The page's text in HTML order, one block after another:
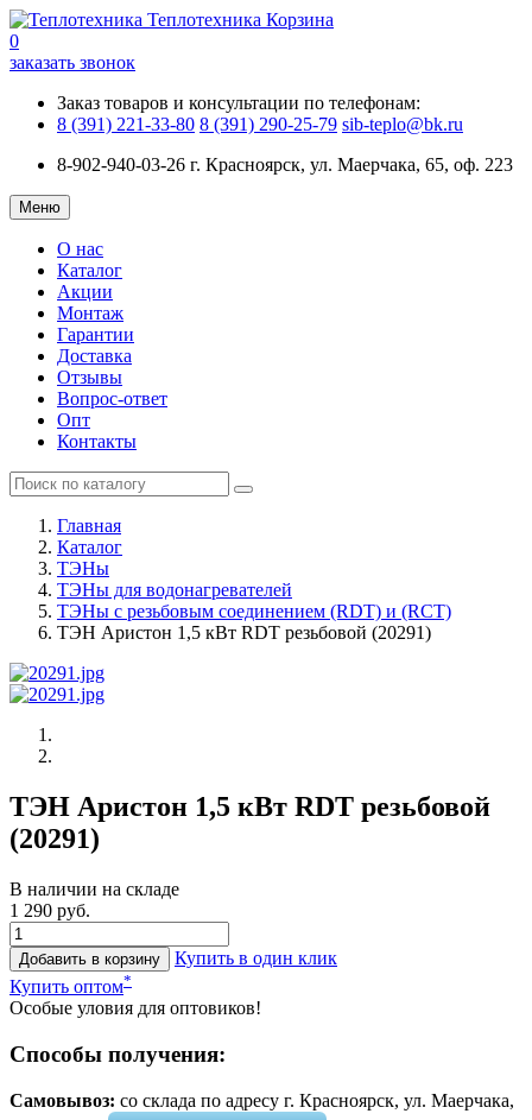
Теплотехника Корзина
0
заказать звонок
Заказ товаров и консультации по телефонам:
8 (391) 221-33-80 8 (391) 290-25-79 sib-teplo@bk.ru
8-902-940-03-26 г. Красноярск, ул. Маерчака, 65, оф. 223
Меню
О нас
Каталог
Акции
Монтаж
Гарантии
Доставка
Отзывы
Вопрос-ответ
Опт
Контакты
Главная
Каталог
ТЭНы
ТЭНы для водонагревателей
ТЭНы с резьбовым соединением (RDT) и (RCT)
ТЭН Аристон 1,5 кВт RDT резьбовой (20291)
ТЭН Аристон 1,5 кВт RDT резьбовой
(20291)
В наличии на складе
1 290 руб.
Добавить в корзину
Купить в один клик
Купить оптом*
Особые уловия для оптовиков!
Способы получения:
Самовывоз: cо склада по адресу г. Красноярск, ул. Маерчака,